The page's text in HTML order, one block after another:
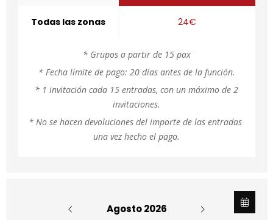
Todas las zonas 24€
* Grupos a partir de 15 pax
* Fecha límite de pago: 20 días antes de la función.
* 1 invitación cada 15 entradas, con un máximo de 2
invitaciones.
* No se hacen devoluciones del importe de las entradas
una vez hecho el pago.
Agosto 2026